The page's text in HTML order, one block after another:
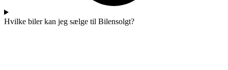
Hvilke biler kan jeg sælge til Bilensolgt?